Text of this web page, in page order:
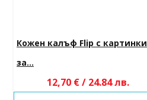
Кожен калъф Flip с картинки
за...
12,70 € / 24.84 лв.